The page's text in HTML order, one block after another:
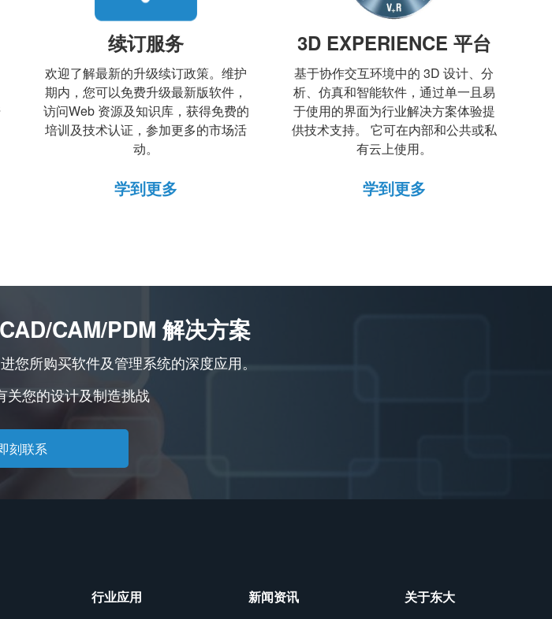
续订服务
欢迎了解最新的升级续订政策。维护
期内，您可以免费升级最新版软件，
访问Web 资源及知识库，获得免费的
培训及技术认证，参加更多的市场活
动。
学到更多
3D EXPERIENCE 平台
基于协作交互环境中的 3D 设计、分
析、仿真和智能软件，通过单一且易
于使用的界面为行业解决方案体验提
供技术支持。 它可在内部和公共或私
有云上使用。
学到更多
CAM/PDM 解决方案
您所购买软件及管理系统的深度应用。
关您的设计及制造挑战
刻联系
行业应用
新闻资讯
关于东大